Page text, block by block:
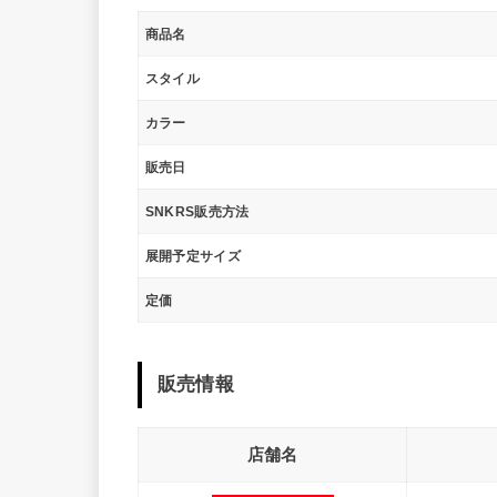
商品名
スタイル
カラー
販売日
SNKRS販売方法
展開予定サイズ
定価
販売情報
店舗名